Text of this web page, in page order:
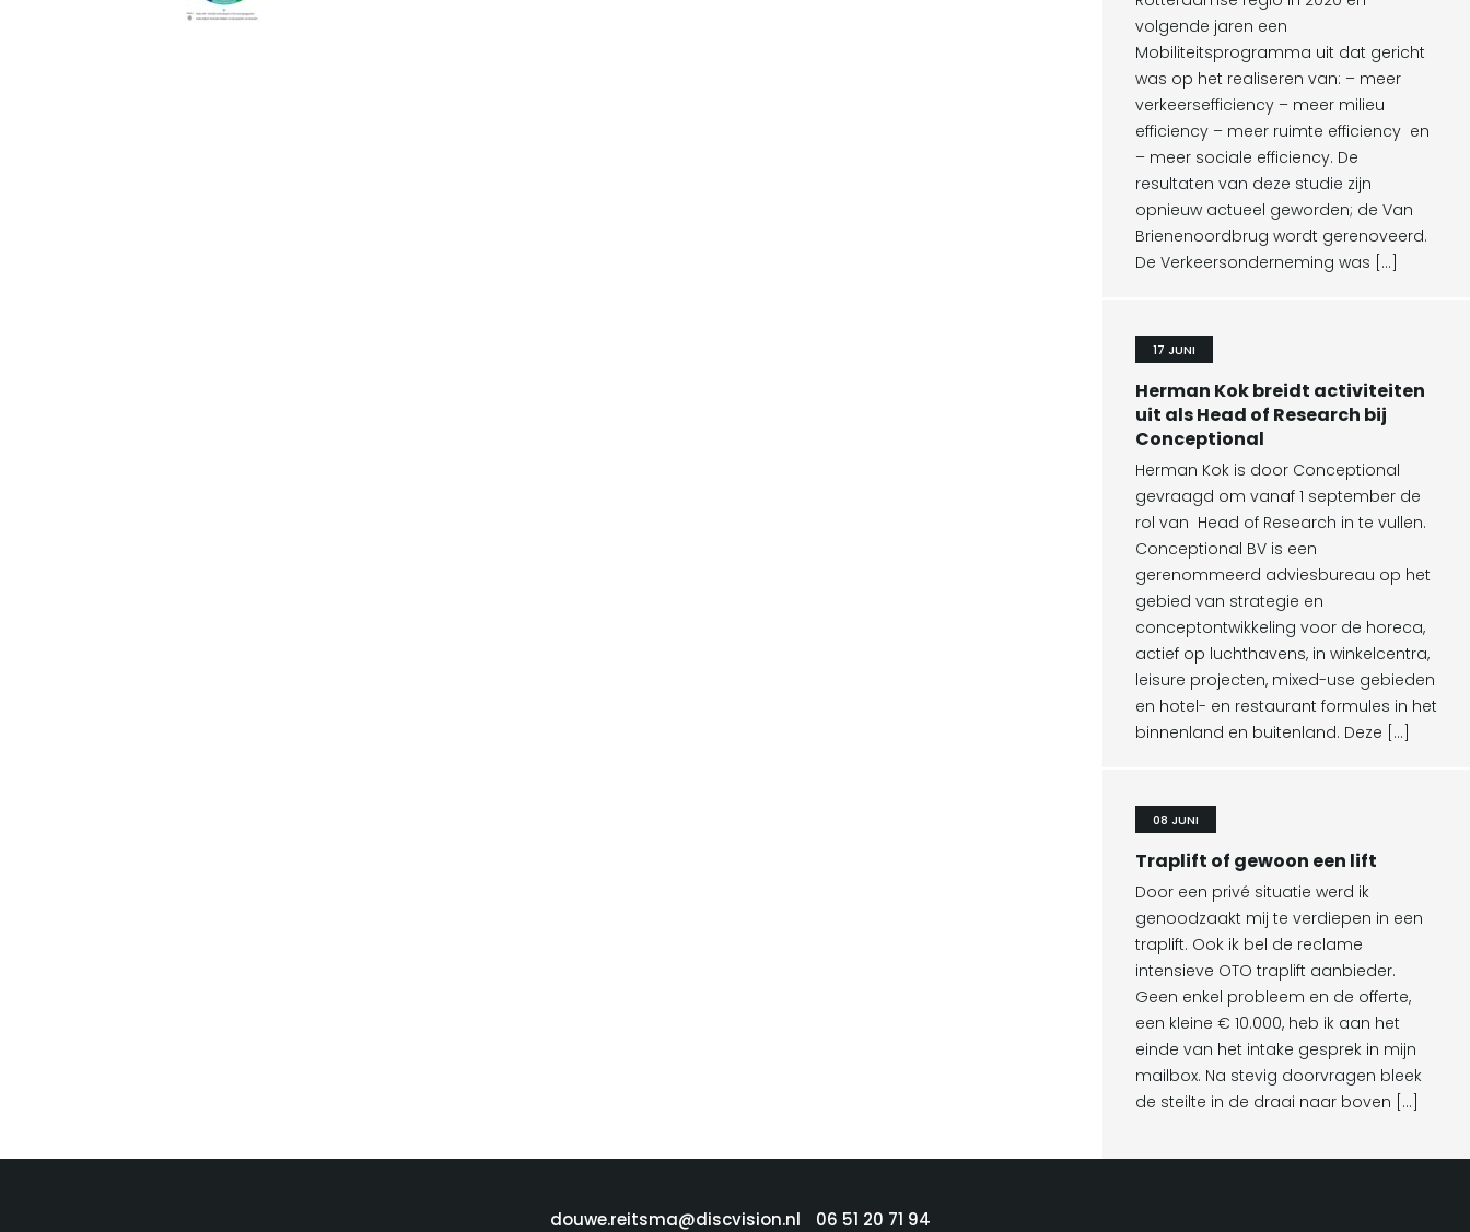
volgende jaren een
Mobiliteitsprogramma uit dat gericht
was op het realiseren van: – meer
verkeersefficiency – meer milieu
efficiency – meer ruimte efficiency en
– meer sociale efficiency. De
resultaten van deze studie zijn
opnieuw actueel geworden; de Van
Brienenoordbrug wordt gerenoveerd.
De Verkeersonderneming was […]
17 JUNI
Herman Kok breidt activiteiten
uit als Head of Research bij
Conceptional
Herman Kok is door Conceptional
gevraagd om vanaf 1 september de
rol van Head of Research in te vullen.
Conceptional BV is een
gerenommeerd adviesbureau op het
gebied van strategie en
conceptontwikkeling voor de horeca,
actief op luchthavens, in winkelcentra,
leisure projecten, mixed-use gebieden
en hotel- en restaurant formules in het
binnenland en buitenland. Deze […]
08 JUNI
Traplift of gewoon een lift
Door een privé situatie werd ik
genoodzaakt mij te verdiepen in een
traplift. Ook ik bel de reclame
intensieve OTO traplift aanbieder.
Geen enkel probleem en de offerte,
een kleine € 10.000, heb ik aan het
einde van het intake gesprek in mijn
mailbox. Na stevig doorvragen bleek
de steilte in de draai naar boven […]
douwe.reitsma@discvision.nl 06 51 20 71 94